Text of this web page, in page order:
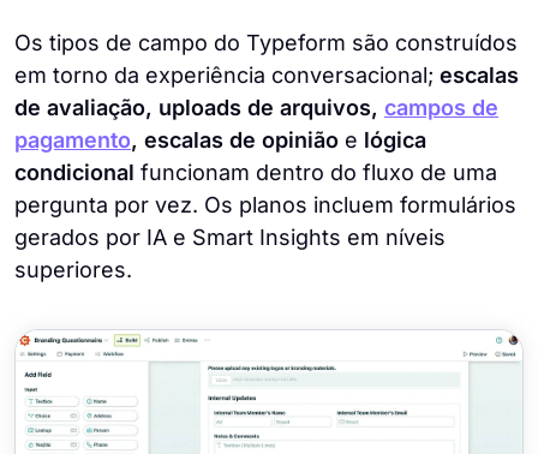
Os tipos de campo do Typeform são construídos
em torno da experiência conversacional; escalas
de avaliação, uploads de arquivos, campos de
pagamento, escalas de opinião e lógica
condicional funcionam dentro do fluxo de uma
pergunta por vez. Os planos incluem formulários
gerados por IA e Smart Insights em níveis
superiores.